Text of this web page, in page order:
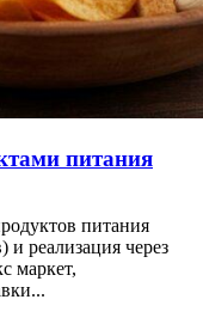
питания
питания
и реализация через
маркет,